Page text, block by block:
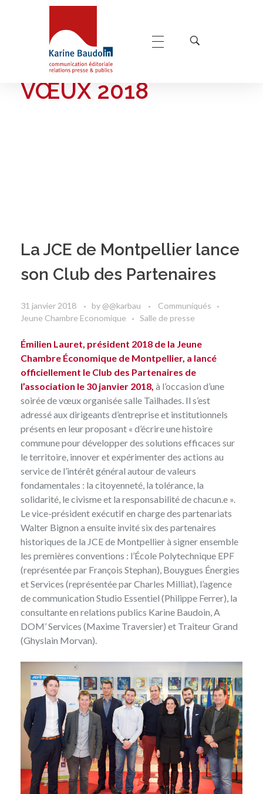
Karine Baudoin Relations Presse Montpellier
vœux 2018
POSTS TAGGED:
VŒUX 2018
La JCE de Montpellier lance
son Club des Partenaires
31 janvier 2018 by @@karbau
Communiqués
Jeune Chambre Economique
Salle de presse
Émilien Lauret, président 2018 de la Jeune
Chambre Économique de Montpellier, a lancé
officiellement le Club des Partenaires de
l’association le 30 janvier 2018, à l’occasion d’une
soirée de vœux organisée salle Tailhades. Il s’est
adressé aux dirigeants d’entreprise et institutionnels
présents en leur proposant « d’écrire une histoire
commune pour développer des solutions efficaces sur
le territoire, innover et expérimenter des actions au
service de l’intérêt général autour de valeurs
fondamentales : la citoyenneté, la tolérance, la
solidarité, le civisme et la responsabilité de chacun.e ».
Le vice-président exécutif en charge des partenariats
Walter Bignon a ensuite invité six des partenaires
historiques de la JCE de Montpellier à signer ensemble
les premières conventions : l’École Polytechnique EPF
(représentée par François Stephan), Bouygues Énergies
et Services (représentée par Charles Milliat), l’agence
de communication Studio Essentiel (Philippe Ferrer), la
consultante en relations publics Karine Baudoin, A
DOM’ Services (Maxime Traversier) et Traiteur Grand
(Ghyslain Morvan).